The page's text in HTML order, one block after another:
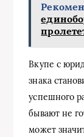
Вкупе с
знака
успешного
бывают не
может